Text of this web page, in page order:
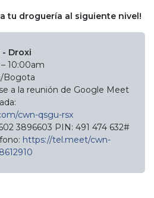
tu droguería al siguiente nivel!
Droxi
10:00am
Bogota
a la reunión de Google Meet
cwn-qsgu-rsx
3896603‬ PIN: ‪491 474 632‬#
https://tel.meet/cwn-